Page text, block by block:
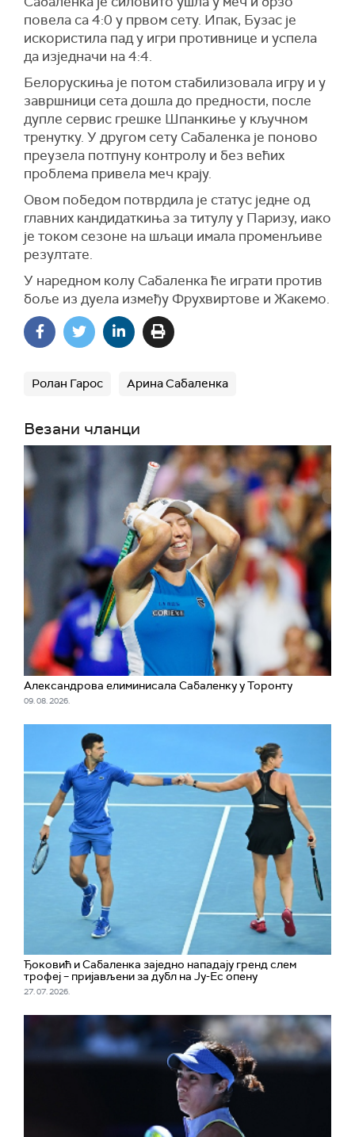
повела са 4:0 у првом сету. Ипак, Бузас је
искористила пад у игри противнице и успела
да изједначи на 4:4.
Белорускиња је потом стабилизовала игру и у
завршници сета дошла до предности, после
дупле сервис грешке Шпанкиње у кључном
тренутку. У другом сету Сабаленка је поново
преузела потпуну контролу и без већих
проблема привела меч крају.
Овом победом потврдила је статус једне од
главних кандидаткиња за титулу у Паризу, иако
је током сезоне на шљаци имала променљиве
резултате.
У наредном колу Сабаленка ће играти против
боље из дуела између Фрухвиртове и Жакемо.
Ролан Гарос Арина Сабаленка
Везани чланци
Александрова елиминисала Сабаленку у Торонту
09. 08. 2026.
Ђоковић и Сабаленка заједно нападају гренд слем
трофеј – пријављени за дубл на Ју-Ес опену
27. 07. 2026.